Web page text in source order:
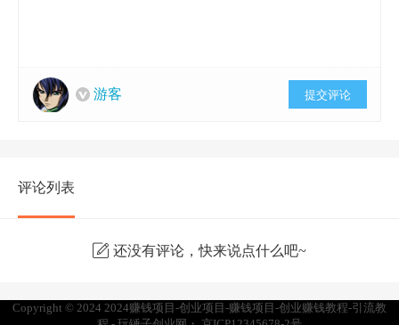
游客 提交评论
评论列表
还没有评论，快来说点什么吧~
Copyright © 2024 2024赚钱项目-创业项目-赚钱项目-创业赚钱教程-引流教